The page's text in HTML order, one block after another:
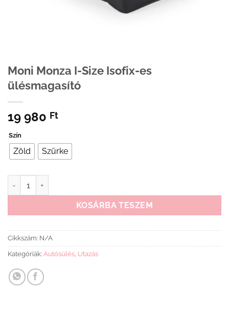
Moni Monza I-Size Isofix-es
ülésmagasító
19 980 Ft
Szín
Zöld Szürke
KOSÁRBA TESZEM
Cikkszám: N/A
Kategóriák: Autósülés Utazás